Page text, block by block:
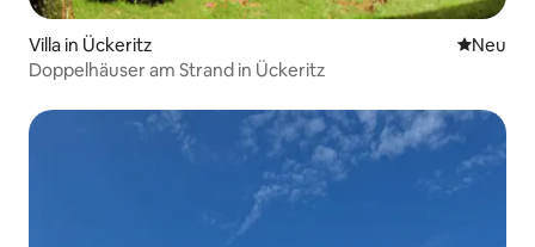
Villa in Ückeritz Neue
Neu
Doppelhäuser am Strand in Ückeritz